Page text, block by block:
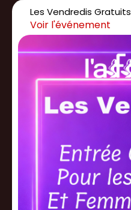
Les Vendredis Gratuits